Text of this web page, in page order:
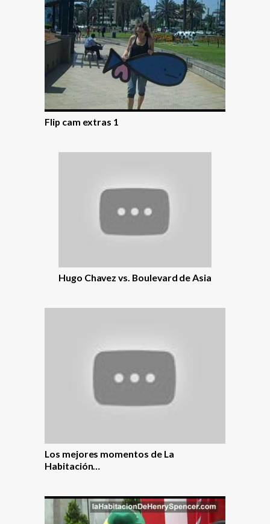
Flip cam extras 1
Hugo Chavez vs. Boulevard de Asia
Los mejores momentos de La
Habitación…